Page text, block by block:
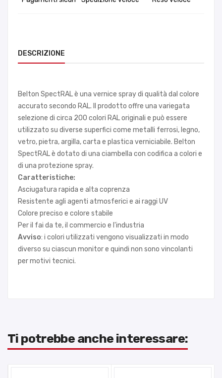
DESCRIZIONE
Belton SpectRAL è una vernice spray di qualità dal colore
accurato secondo RAL. Il prodotto offre una variegata
selezione di circa 200 colori RAL originali e può essere
utilizzato su diverse superfici come metalli ferrosi, legno,
vetro, pietra, argilla, carta e plastica verniciabile. Belton
SpectRAL è dotato di una ciambella con codifica a colori e
di una protezione spray.
Caratteristiche:
Asciugatura rapida e alta coprenza
Resistente agli agenti atmosferici e ai raggi UV
Colore preciso e colore stabile
Per il fai da te, il commercio e l'industria
Avviso: i colori utilizzati vengono visualizzati in modo
diverso su ciascun monitor e quindi non sono vincolanti
per motivi tecnici.
Ti potrebbe anche interessare: